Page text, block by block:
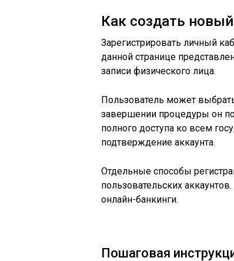
Как создать
Зарегистрировать личный
данной странице
записи физического лица.
Пользователь может
завершении процедуры он
полного доступа ко всем
подтверждение аккаунта.
Отдельные способы
пользовательских
онлайн-банкинги.
Пошаговая